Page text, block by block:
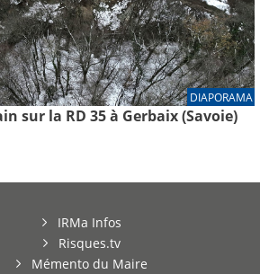
DIAPORAMA
sur la RD 35 à Gerbaix (Savoie)
IRMa Infos
Risques.tv
Mémento du Maire